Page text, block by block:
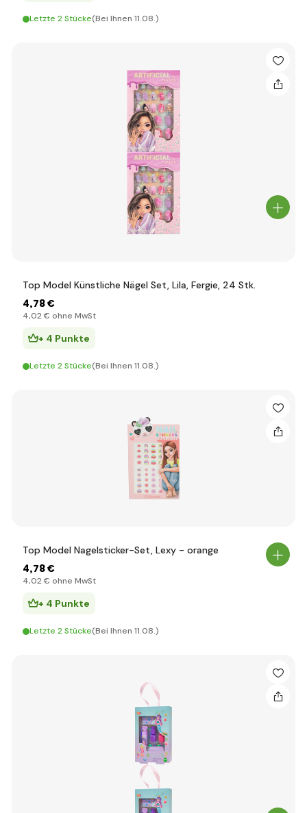
Letzte 2 Stücke(Bei Ihnen 11.08.)
Top Model Künstliche Nägel Set, Lila, Fergie, 24 Stk.
4,78 €
4,02 € ohne MwSt
+ 4 Punkte
Letzte 2 Stücke(Bei Ihnen 11.08.)
Top Model Nagelsticker-Set, Lexy - orange
4,78 €
4,02 € ohne MwSt
+ 4 Punkte
Letzte 2 Stücke(Bei Ihnen 11.08.)